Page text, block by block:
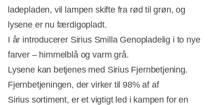
ladepladen, vil lampen skifte fra rød til grøn, og
lysene er nu færdigopladt.
I år introducerer Sirius Smilla Genopladelig i to nye
farver – himmelblå og varm grå.
Lysene kan betjenes med Sirius Fjernbetjening.
Fjernbetjeningen, der virker til 98% af af
Sirius sortiment, er et vigtigt led i kampen for en